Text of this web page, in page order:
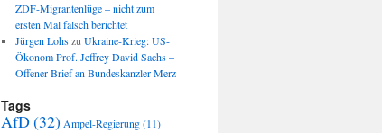
ZDF-Migrantenlüge – nicht zum
ersten Mal falsch berichtet
Jürgen Lohszu Ukraine-Krieg: US-
Ökonom Prof. Jeffrey David Sachs –
Offener Brief an Bundeskanzler Merz
Tags
AfD(32) Ampel-Regierung (11)